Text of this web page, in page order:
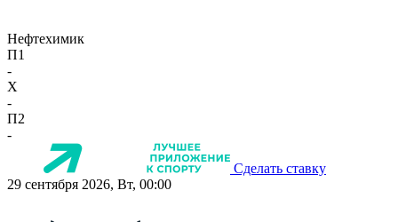
Нефтехимик
П1
-
X
-
П2
-
Сделать ставку
29 сентября 2026, Вт, 00:00